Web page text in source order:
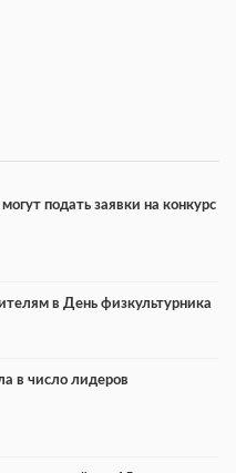
подать заявки на конкурс
в День физкультурника
в число лидеров